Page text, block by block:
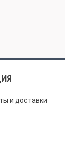
и доставки